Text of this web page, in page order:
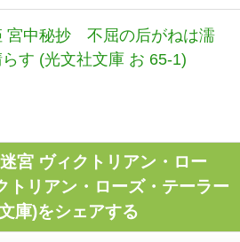
宮中秘抄 不屈の后がねは濡
す (光文社文庫 お 65-1)
宮 ヴィクトリアン・ロー
トリアン・ローズ・テーラー
庫)をシェアする